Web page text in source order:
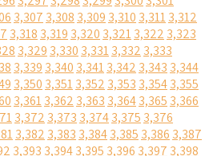
3,307 3,308 3,309 3,310 3,3113,312
3,318 3,319 3,320 3,3213,322 3,323
3,329 3,330 3,3313,332 3,333
3,339 3,340 3,3413,342 3,343 3,344
3,350 3,3513,352 3,353 3,3543,355
3,3613,362 3,363 3,3643,365 3,366
3,372 3,373 3,3743,375 3,376
3,382 3,383 3,3843,385 3,386 3,387
3,393 3,3943,395 3,396 3,397 3,398